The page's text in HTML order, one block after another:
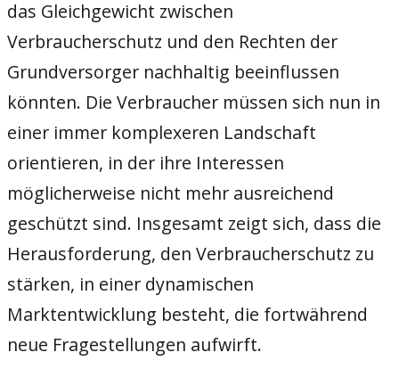
das Gleichgewicht zwischen
Verbraucherschutz und den Rechten der
Grundversorger nachhaltig beeinflussen
könnten. Die Verbraucher müssen sich nun in
einer immer komplexeren Landschaft
orientieren, in der ihre Interessen
möglicherweise nicht mehr ausreichend
geschützt sind. Insgesamt zeigt sich, dass die
Herausforderung, den Verbraucherschutz zu
stärken, in einer dynamischen
Marktentwicklung besteht, die fortwährend
neue Fragestellungen aufwirft.